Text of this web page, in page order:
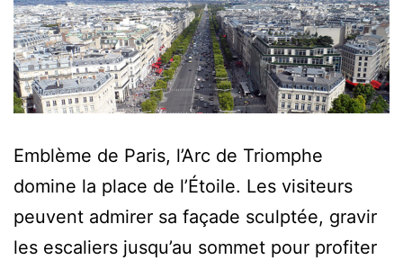
Emblème de Paris, l’Arc de Triomphe
domine la place de l’Étoile. Les visiteurs
peuvent admirer sa façade sculptée, gravir
les escaliers jusqu’au sommet pour profiter